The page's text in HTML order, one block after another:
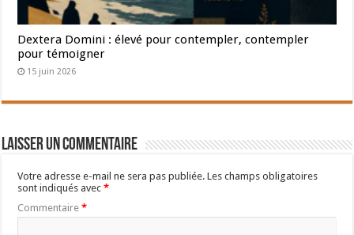
Dextera Domini : élevé pour contempler, contempler
pour témoigner
15 juin 2026
Laisser un commentaire
Votre adresse e-mail ne sera pas publiée. Les champs obligatoires
sont indiqués avec*
Commentaire*